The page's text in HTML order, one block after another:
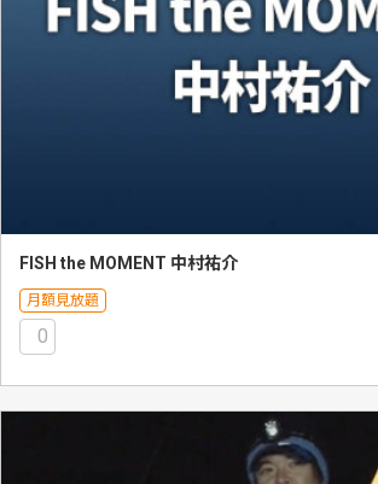
FISH the MOMENT 中村祐介
月額見放題
0